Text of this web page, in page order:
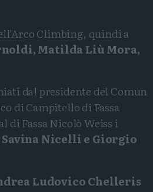
Climbing, quindi a
Matilda Liù Mora,
dal presidente del Comun
di Campitello di Fassa
di Fassa Nicolò Weiss i
Savina Nicelli e Giorgio
Ludovico Chelleris